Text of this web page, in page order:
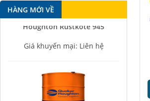
HÀNG MỚI VỀ
Houghton Rustkote 945